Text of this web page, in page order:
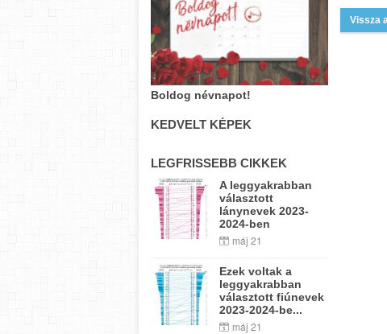
Vissza
Boldog névnapot!
KEDVELT KÉPEK
LEGFRISSEBB CIKKEK
A leggyakrabban
választott
lánynevek 2023-
2024-ben
máj 21
Ezek voltak a
leggyakrabban
választott fiúnevek
2023-2024-be...
máj 21